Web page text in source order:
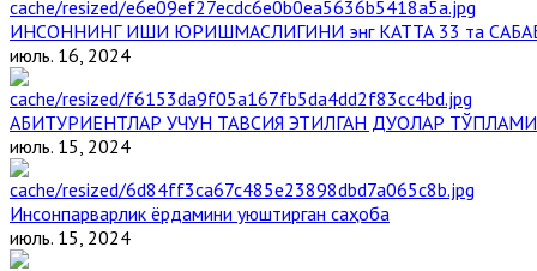
ИНСОННИНГ ИШИ ЮРИШМАСЛИГИНИ энг КАТТА 33 та
июль. 16, 2024
АБИТУРИЕНТЛАР УЧУН ТАВСИЯ ЭТИЛГАН ДУОЛАР ТЎПЛАМИ
июль. 15, 2024
Инсонпарварлик ёрдамини уюштирган саҳоба
июль. 15, 2024